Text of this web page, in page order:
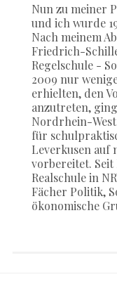
Nun zu meiner
und ich wurde
Nach meinem
Friedrich-
Regelschule -
2009 nur
erhielten, den
anzutreten,
Nordrhein-
für
Leverkusen auf
vorbereitet. Seit
Realschule in
Fächer Politik,
ökonomische